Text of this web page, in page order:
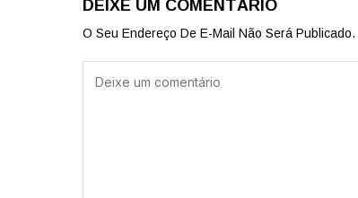
DEIXE UM COMENTÁRIO
O Seu Endereço De E-Mail Não Será Publicado.